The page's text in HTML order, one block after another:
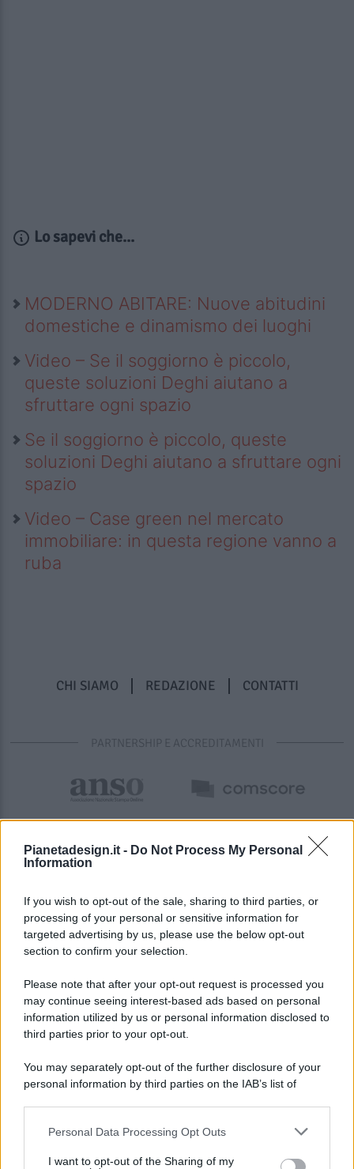
Pianetadesign.it - Do Not Process My Personal
Information
If you wish to opt-out of the sale, sharing to third parties, or
processing of your personal or sensitive information for
targeted advertising by us, please use the below opt-out
section to confirm your selection.
Please note that after your opt-out request is processed you
may continue seeing interest-based ads based on personal
information utilized by us or personal information disclosed to
third parties prior to your opt-out.
You may separately opt-out of the further disclosure of your
personal information by third parties on the IAB’s list of
This information may also be disclosed by us to third parties
Personal Data Processing Opt Outs
I want to opt-out of the Sharing of my
Lo sapevi che...
MODERNO ABITARE: Nuove abitudini
domestiche e dinamismo dei luoghi
Video – Se il soggiorno è piccolo,
queste soluzioni Deghi aiutano a
sfruttare ogni spazio
Se il soggiorno è piccolo, queste
soluzioni Deghi aiutano a sfruttare ogni
spazio
Video – Case green nel mercato
immobiliare: in questa regione vanno a
ruba
CHI SIAMO REDAZIONE CONTATTI
PARTNERSHIP E ACCREDITAMENTI
© 2026 - Pianeta Design - P.IVA 04827280654 - Testata
Registrata Al Tribunale Di Nocera Inferiore N. 8/2020 - RG N.
ISCRIZIONE AL ROC N. 35792 – ISCRITTA ALL’ANSO
(ASSOCIAZIONE NAZIONALE STAMPA ONLINE)
PREFERENZE PRIVACY